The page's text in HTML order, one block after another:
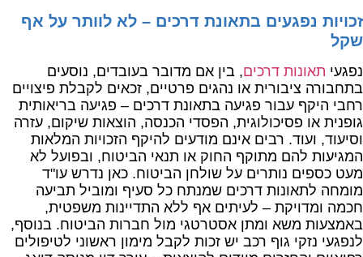
זכויות נפגעים בתאונת דרכים – לא לוותר על אף
שקל
נפגעי תאונות דרכים, בין אם מדובר בעובדים, נוסעים
בתחבורה ציבורית או נהגים פרטיים, זכאים לקבלת פיצויים
רחבי היקף עבור פגיעה בתאונת דרכים – פגיעה בריאותית
גופנית או פסיכולוגית, הפסדי הכנסה, הוצאות שיקום, עזרה
וסיעוד, ועוד. רבים אינם מודעים להיקף הזכויות המלאות
המגיעות להם מתוקף החוק או תנאי הביטוח, ובפועל לא
מעט כספים נותרים על שולחן הביטוח. כאן נדרש עו"ד
מומחה לתאונות דרכים שמנתח כל סעיף ומוביל תביעה
חכמה ומדויקת – לעיתים אף ללא התדיינות משפטית,
באמצעות משא ומתן אסטרטגי מול חברות הביטוח. בנוסף,
לנפגעי נזקי גוף רכב יש זכות לקבל מימון ראשוני לטיפולים